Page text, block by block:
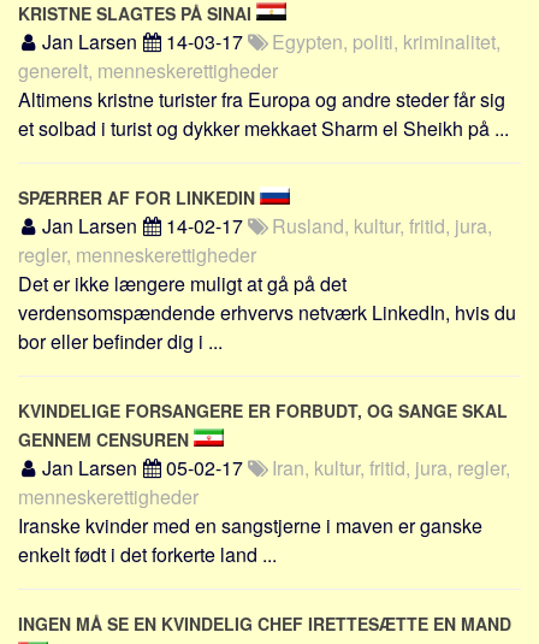
Økonomi
Jura og regler
Skatter og afgifter
Alle
Meta
Dokumenttyper
Emner
Skribenter
Personer
Steder
Kilder
Om
Forhistorien
KRISTNE SLAGTES PÅ SINAI
Jan Larsen 14-03-17
Egypten, politi, kriminalitet,
generelt, menneskerettigheder
Altimens kristne turister fra Europa og andre steder får sig
et solbad i turist og dykker mekkaet Sharm el Sheikh på ...
SPÆRRER AF FOR LINKEDIN
Jan Larsen 14-02-17
Rusland, kultur, fritid, jura,
regler, menneskerettigheder
Det er ikke længere muligt at gå på det
verdensomspændende erhvervs netværk LinkedIn, hvis du
bor eller befinder dig i ...
KVINDELIGE FORSANGERE ER FORBUDT, OG SANGE SKAL
GENNEM CENSUREN
Jan Larsen 05-02-17
Iran, kultur, fritid, jura, regler,
menneskerettigheder
Iranske kvinder med en sangstjerne i maven er ganske
enkelt født i det forkerte land ...
INGEN MÅ SE EN KVINDELIG CHEF IRETTESÆTTE EN MAND